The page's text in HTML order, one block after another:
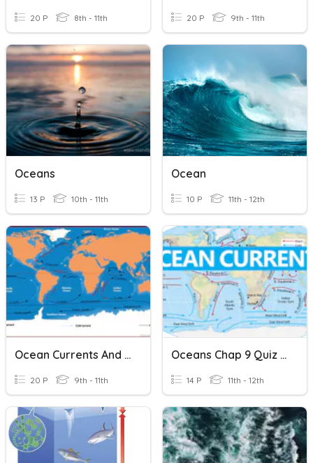
20 P 8th - 11th 20 P 9th - 11th
Oceans
13 P 10th - 11th
Ocean
10 P 11th - 12th
Ocean Currents And Climate
20 P 9th - 11th
Oceans Chap 9 Quiz Review - Circulation Of The Ocean
14 P 11th - 12th